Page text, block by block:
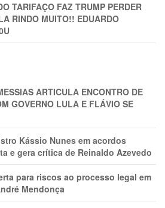
TARIFAÇO FAZ TRUMP PERDER
RINDO MUITO!! EDUARDO
ARTICULA ENCONTRO DE
GOVERNO LULA E FLÁVIO SE
Kássio Nunes em acordos
e gera crítica de Reinaldo Azevedo
para riscos ao processo legal em
Mendonça